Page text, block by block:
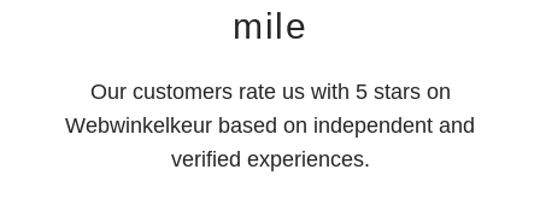
mile
Our customers rate us with 5 stars on
Webwinkelkeur based on independent and
verified experiences.